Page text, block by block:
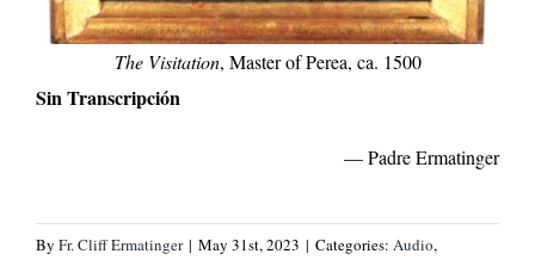
The Visitation, Master of Perea, ca. 1500
Sin Transcripción
— Padre Ermatinger
By Fr. Cliff Ermatinger | May 31st, 2023 | Categories: Audio,